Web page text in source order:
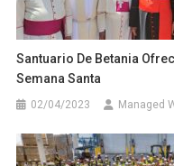
Santuario De Betania
Semana Santa
02/04/2023 Managed